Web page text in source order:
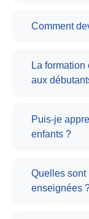
Comment
La
aux
Puis-je
enfants ?
Quelles sont
enseignées